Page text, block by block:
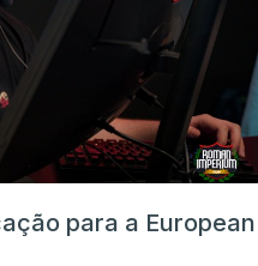
para a European